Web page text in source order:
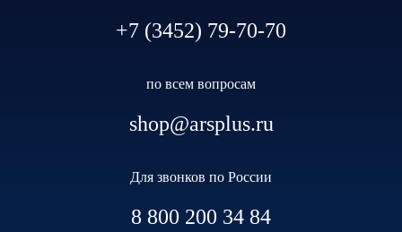
+7 (3452) 79-70-70
по всем вопросам
shop@arsplus.ru
Для звонков по России
8 800 200 34 84